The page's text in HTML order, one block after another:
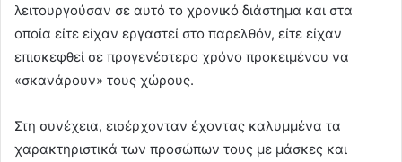
λειτουργούσαν σε αυτό το χρονικό διάστημα και στα
οποία είτε είχαν εργαστεί στο παρελθόν, είτε είχαν
επισκεφθεί σε προγενέστερο χρόνο προκειμένου να
«σκανάρουν» τους χώρους.
Στη συνέχεια, εισέρχονταν έχοντας καλυμμένα τα
χαρακτηριστικά των προσώπων τους με μάσκες και